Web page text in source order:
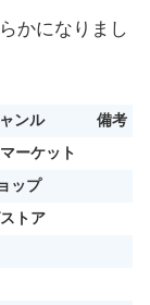
かになりまし
ンル
備考
ーケット
ップ
トア